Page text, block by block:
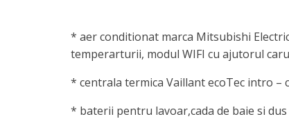
* aer conditionat marca Mitsubishi
temperarturii, modul WIFI cu ajutorul
* centrala termica Vaillant ecoTec intro –
* baterii pentru lavoar,cada de baie si